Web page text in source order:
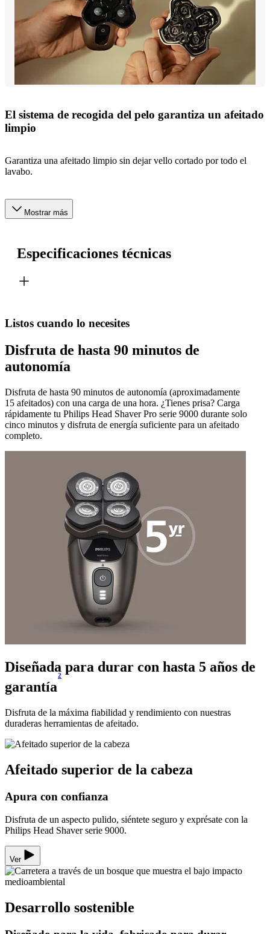
El sistema de recogida del pelo garantiza un afeitado
limpio
Garantiza una afeitado limpio sin dejar vello cortado por todo el
lavabo.
Mostrar más
Especificaciones técnicas
Listos cuando lo necesites
Disfruta de hasta 90 minutos de
autonomía
Disfruta de hasta 90 minutos de autonomía (aproximadamente
15 afeitados) con una carga de una hora. ¿Tienes prisa? Carga
rápidamente tu Philips Head Shaver Pro serie 9000 durante solo
cinco minutos y disfruta de energía suficiente para un afeitado
completo.
Diseñada para durar con hasta 5 años de
garantía
2
Disfruta de la máxima fiabilidad y rendimiento con nuestras
duraderas herramientas de afeitado.
Afeitado superior de la cabeza
Apura con confianza
Disfruta de un aspecto pulido, siéntete seguro y exprésate con la
Philips Head Shaver serie 9000.
Ver
Desarrollo sostenible